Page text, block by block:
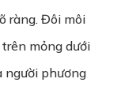
ràng. Đôi môi
mỏng dưới
người phương